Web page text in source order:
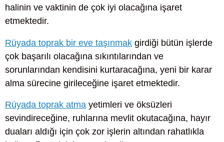
halinin ve vaktinin de çok iyi olacağına işaret
etmektedir.
Rüyada toprak bir eve taşınmak girdiği bütün işlerde
çok başarılı olacağına sıkıntılarından ve
sorunlarından kendisini kurtaracağına, yeni bir karar
alma sürecine girileceğine işaret etmektedir.
Rüyada toprak atma yetimleri ve öksüzleri
sevindireceğine, ruhlarına mevlit okutacağına, hayır
duaları aldığı için çok zor işlerin altından rahatlıkla